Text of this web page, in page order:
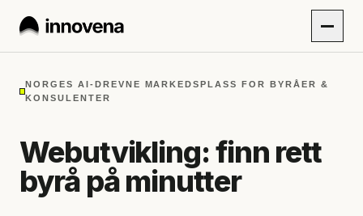
NORGES AI-DREVNE MARKEDSPLASS FOR BYRÅER &
KONSULENTER
Webutvikling: finn rett
byrå på minutter